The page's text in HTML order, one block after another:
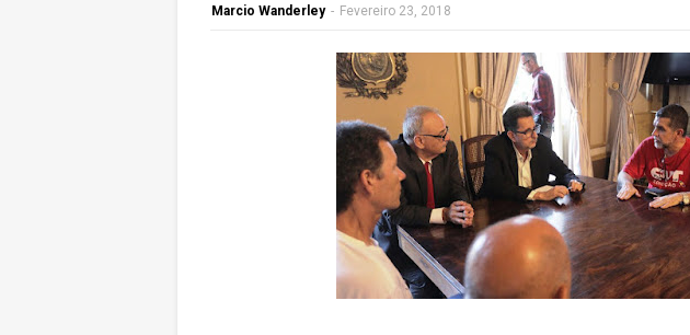
Marcio Wanderley - Fevereiro 23, 2018